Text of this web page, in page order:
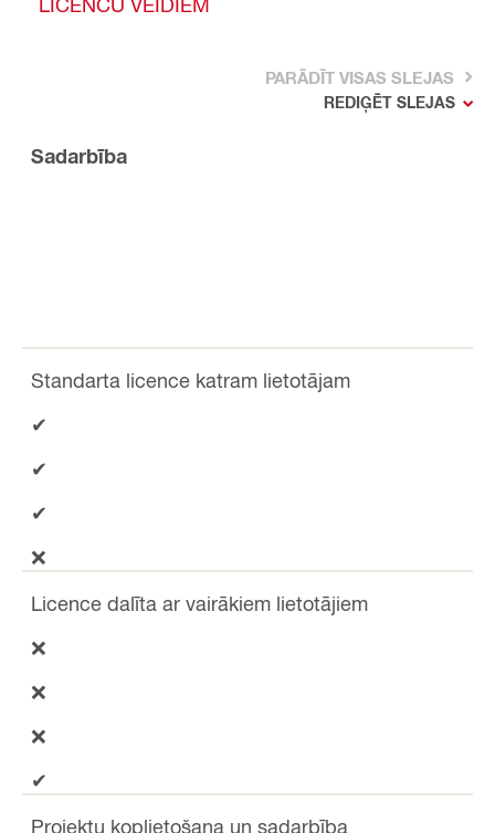
PARĀDĪT VISAS SLEJAS
REDIĢĒT SLEJAS
Sadarbība
Standarta licence katram lietotājam
✔
✔
✔
❌
Licence dalīta ar vairākiem lietotājiem
❌
❌
❌
✔
Projektu koplietošana un sadarbība